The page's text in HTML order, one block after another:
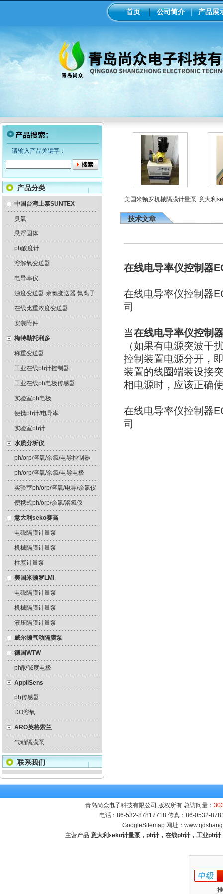
首页 公司简介 产品展
请输入产品关键字：
产品分类
中国台湾上泰SUNTEX
臭氧
悬浮固体
ph酸度计
溶解氧变送器
电导率仪
浊度变送器 余氯变送器 氟离子
在线比重浓度变送器
安装附件
梅特勒托利多
称重变送器
工业在线ph计控制器
工业在线ph电极传感器
实验室ph电极
便携ph计/电导率
实验室ph计
水质分析仪
ph/orp/溶氧/余氯/电导控制器
ph/orp/溶氧/余氯/电导电极
实验室ph/orp/溶氧/电导/余氯仪
便携式ph/orp/余氯/溶氧仪
意大利seko赛高
电磁隔膜计量泵
机械隔膜计量泵
柱塞计量泵
美国米顿罗LMI
电磁隔膜计量泵
机械隔膜计量泵
液压隔膜计量泵
威尔顿气动隔膜泵
德国WTW
ph酸碱度电极
AppliSens
ph传感器
DO溶氧
ARO英格索兰
气动隔膜泵
联系我们
磁隔膜泵加药
工业在线ph/orp计变送器 美国米顿罗机械隔膜计量泵 意大利
技术文章
在线电导率仪控制器
在线电导率仪控制器
司
当在线电导率仪控制
（如果有电源突波干
控制装置电源分开，
装置的线圈端装设接
相电源时，应该正确
在线电导率仪控制器
司
青岛尚众电子科技有限公司 版权所有 总访问量：
电话：86-532-87817718 传真：86-0532-
GoogleSitemap 网址：
主营产品:意大利seko计量泵，ph计，在线ph计，工业ph